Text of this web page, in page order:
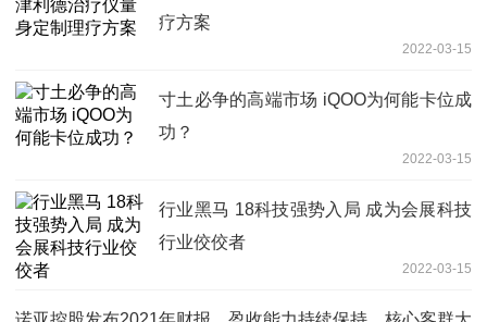
疗方案
2022-03-15
寸土必争的高端市场 iQOO为何能卡位成
功？
2022-03-15
行业黑马 18科技强势入局 成为会展科技
行业佼佼者
2022-03-15